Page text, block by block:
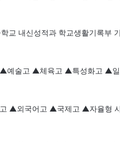
교 내신성적과 학교생활기록부
술고 ▲체육고 ▲특성화고 ▲일
▲외국어고 ▲국제고 ▲자율형